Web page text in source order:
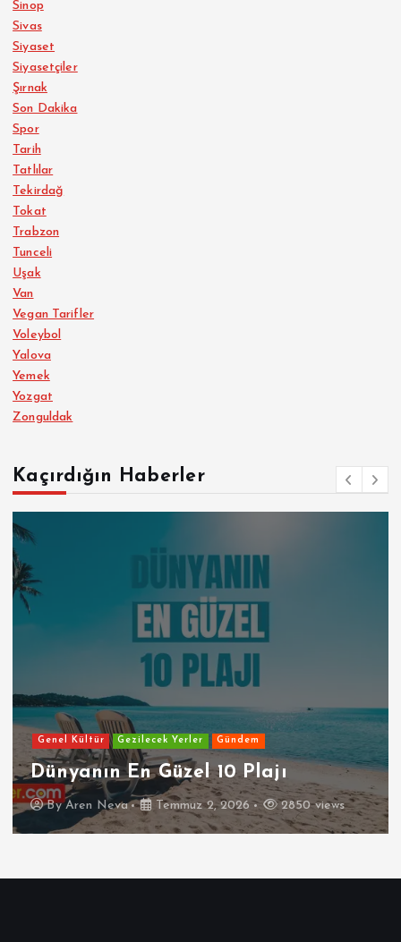
Sinop
Sivas
Siyaset
Siyasetçiler
Şırnak
Son Dakika
Spor
Tarih
Tatlılar
Tekirdağ
Tokat
Trabzon
Tunceli
Uşak
Van
Vegan Tarifler
Voleybol
Yalova
Yemek
Yozgat
Zonguldak
Kaçırdığın Haberler
Genel Kültür Gezilecek Yerler Gündem
Dünyanın En Güzel 10 Plajı
ByAren Neva Temmuz 2, 2026 2850 views